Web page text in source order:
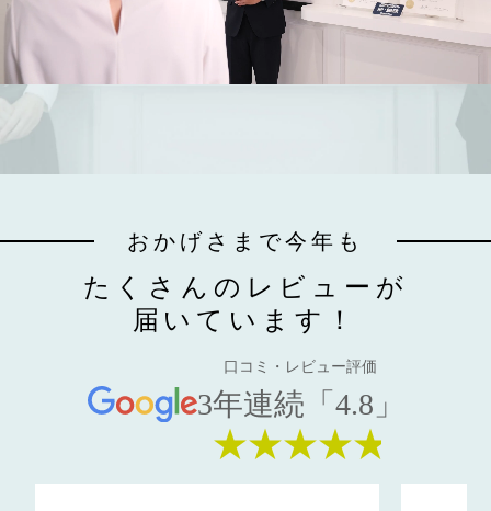
おかげさまで今年も
たくさんのレビューが
届いています！
口コミ・レビュー評価
3年連続「4.8」
★★★★★